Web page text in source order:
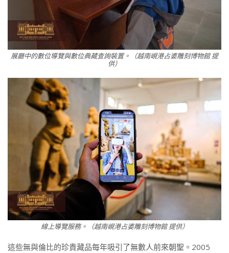
展廳中的數位導覽與數位典藏查詢裝置。（越南峴港占婆雕刻博物館 提
供）
線上導覽服務。（越南峴港占婆雕刻博物館 提供）
這些無與倫比的珍貴藏品每年吸引了無數人前來朝聖。2005